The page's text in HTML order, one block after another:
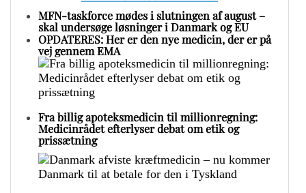
MFN-taskforce mødes i slutningen af august –
skal undersøge løsninger i Danmark og EU
OPDATERES: Her er den nye medicin, der er på
vej gennem EMA
Fra billig apoteksmedicin til millionregning:
Medicinrådet efterlyser debat om etik og
prissætning